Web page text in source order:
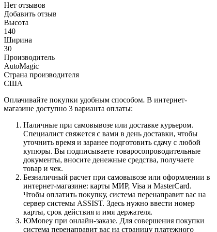
Нет отзывов
Добавить отзыв
Высота
140
Ширина
30
Производитель
AutoMagic
Страна производителя
США
Оплачивайте покупки удобным способом. В интернет-
магазине доступно 3 варианта оплаты:
Наличные при самовывозе или доставке курьером.
Специалист свяжется с вами в день доставки, чтобы
уточнить время и заранее подготовить сдачу с любой
купюры. Вы подписываете товаросопроводительные
документы, вносите денежные средства, получаете
товар и чек.
Безналичный расчет при самовывозе или оформлении в
интернет-магазине: карты МИР, Visa и MasterCard.
Чтобы оплатить покупку, система перенаправит вас на
сервер системы ASSIST. Здесь нужно ввести номер
карты, срок действия и имя держателя.
ЮMoney при онлайн-заказе. Для совершения покупки
система перенаправит вас на страницу платежного